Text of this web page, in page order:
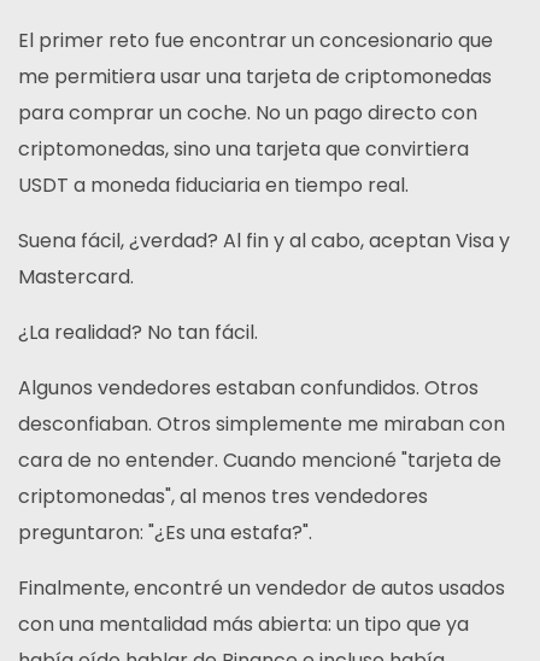
El primer reto fue encontrar un concesionario que
me permitiera usar una tarjeta de criptomonedas
para comprar un coche. No un pago directo con
criptomonedas, sino una tarjeta que convirtiera
USDT a moneda fiduciaria en tiempo real.
Suena fácil, ¿verdad? Al fin y al cabo, aceptan Visa y
Mastercard.
¿La realidad? No tan fácil.
Algunos vendedores estaban confundidos. Otros
desconfiaban. Otros simplemente me miraban con
cara de no entender. Cuando mencioné "tarjeta de
criptomonedas", al menos tres vendedores
preguntaron: "¿Es una estafa?".
Finalmente, encontré un vendedor de autos usados
con una mentalidad más abierta: un tipo que ya